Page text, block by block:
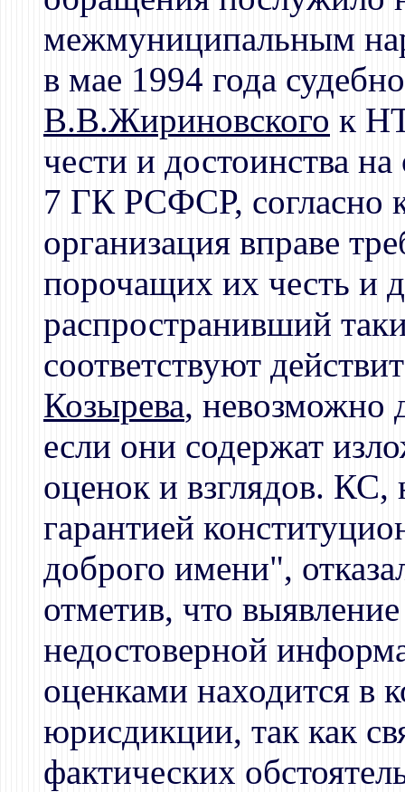
межмуниципальным
в мае 1994 года
В.В.Жириновского к
чести и достоинства
7 ГК РСФСР, согласно
организация вправе
порочащих их честь и
распространивший
соответствуют
Козырева, невозможно
если они содержат
оценок и взглядов.
гарантией
доброго имени",
отметив, что
недостоверной
оценками находится в
юрисдикции, так как
фактических